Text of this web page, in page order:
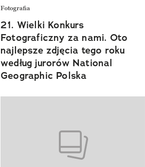
Fotografia
21. Wielki Konkurs
Fotograficzny za nami. Oto
najlepsze zdjęcia tego roku
według jurorów National
Geographic Polska